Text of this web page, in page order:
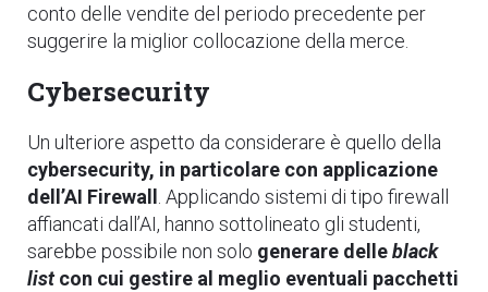
conto delle vendite del periodo precedente per
suggerire la miglior collocazione della merce.
Cybersecurity
Un ulteriore aspetto da considerare è quello della
cybersecurity, in particolare con applicazione
dell’AI Firewall . Applicando sistemi di tipo firewall
affiancati dall’AI, hanno sottolineato gli studenti,
sarebbe possibile non solo generare delleblack
listcon cui gestire al meglio eventuali pacchetti